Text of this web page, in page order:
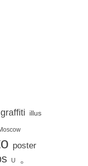
graffiti illus
poster
U 。